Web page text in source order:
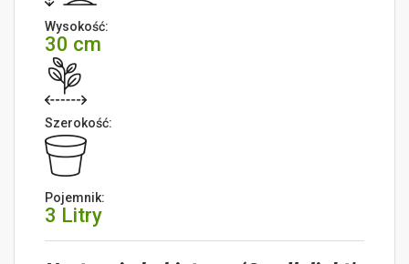
Wysokość:
30 cm
Szerokość:
Pojemnik:
3 Litry